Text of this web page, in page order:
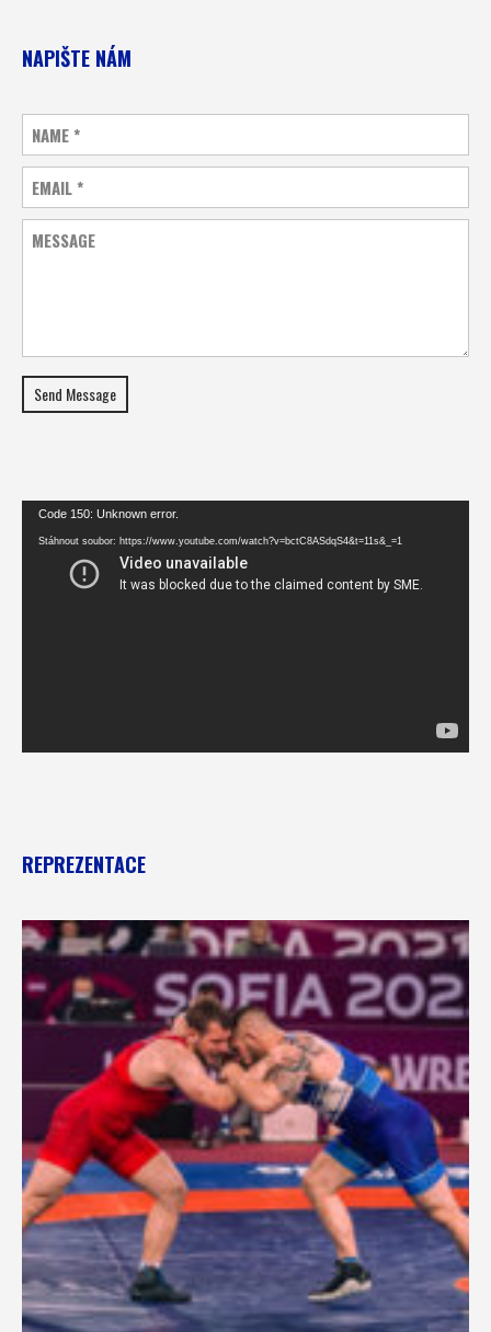
NAPIŠTE NÁM
NAME *
EMAIL *
MESSAGE
Send Message
Video
přehrávač
Code 150: Unknown error.
Stáhnout soubor: https://www.youtube.com/watch?v=bctC8ASdqS4&t=11s&_=1
REPREZENTACE